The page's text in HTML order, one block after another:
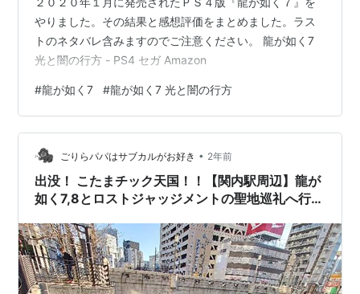
やりました。その結果と感想評価をまとめました。ラス
トのネタバレ含みますのでご注意ください。 龍が如く7
光と闇の行方 - PS4 セガ Amazon
#龍が如く7 #龍が如く7 光と闇の行方
ごりらパパはサブカルがお好き • 2年前
出没！ こたまチック天国！！【関内駅周辺】龍が
如く7,8とロストジャッジメントの聖地巡礼へ行く